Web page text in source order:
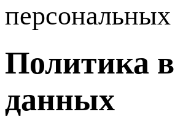
Политика
данных